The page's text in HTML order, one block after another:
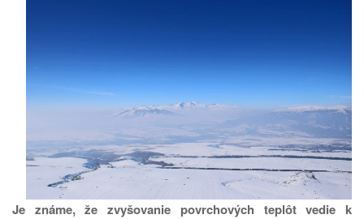
Je známe, že zvyšovanie povrchových teplôt vedie k